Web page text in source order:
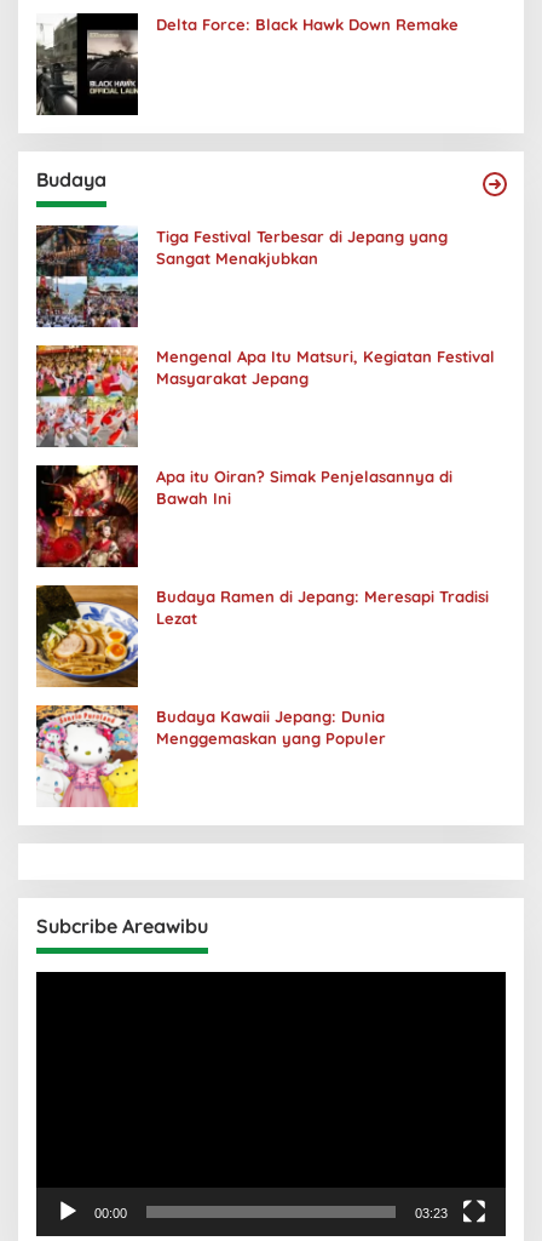
Delta Force: Black Hawk Down Remake
Budaya
Tiga Festival Terbesar di Jepang yang
Sangat Menakjubkan
Mengenal Apa Itu Matsuri, Kegiatan Festival
Masyarakat Jepang
Apa itu Oiran? Simak Penjelasannya di
Bawah Ini
Budaya Ramen di Jepang: Meresapi Tradisi
Lezat
Budaya Kawaii Jepang: Dunia
Menggemaskan yang Populer
Subcribe Areawibu
00:00 03:23